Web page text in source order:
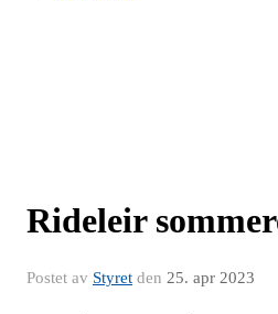
Rideleir
Postet av Styret den 25. apr 2023